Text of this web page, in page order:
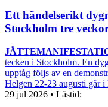
Ett händelserikt
Stockholm tre
tecken i Stockholm. En
upptåg följs av en
Helgen 22-23 augusti går
29 jul 2026 • Lästid: